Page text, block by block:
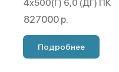
4х500(Г) 6,0 (ДГ) ПК
827000 р.
Подробнее